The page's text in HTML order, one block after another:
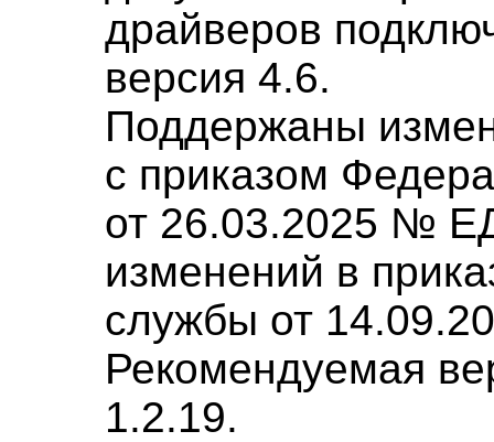
драйверов
версия 4.6.
Поддержаны
с приказом
от 26.03.2025 №
изменений в
службы от
Рекомендуемая
1.2.19.